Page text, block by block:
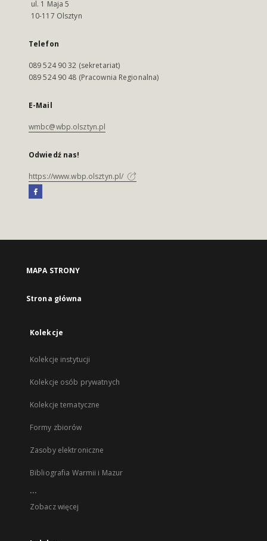
ul. 1 Maja 5
10-117 Olsztyn
Telefon
089 524 90 32 (sekretariat)
089 524 90 48 (Pracownia Regionalna)
E-Mail
wmbc@wbp.olsztyn.pl
Odwiedź nas!
https://www.wbp.olsztyn.pl/
MAPA STRONY
Strona główna
Kolekcje
Kolekcje instytucji
Kolekcje osób prywatnych
Kolekcje tematyczne
Formy zbiorów
Zasoby elektroniczne
Bibliografia Warmii i Mazur
...
Zobacz więcej